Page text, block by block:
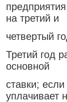
на третий и
четвертый
Третий год
основной
ставки;
уплачивает